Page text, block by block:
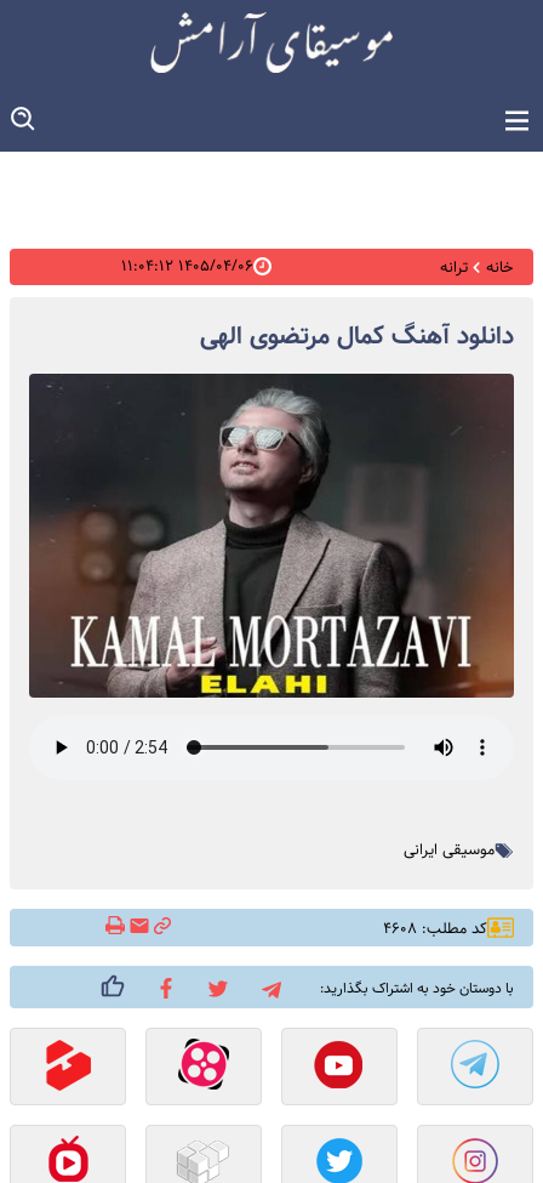
خانه ترانه ۱۴۰۵/۰۴/۰۶ ۱۱:۰۴:۱۲
دانلود آهنگ کمال مرتضوی الهی
موسیقی ایرانی
کد مطلب: ۴۶۰۸
با دوستان خود به اشتراک بگذارید: